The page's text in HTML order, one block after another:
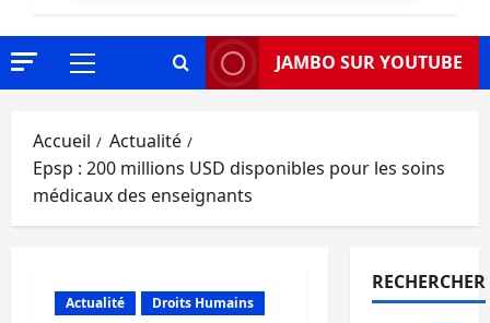
Menu
JAMBO SUR YOUTUBE
Accueil
Actualité
Epsp : 200 millions USD disponibles pour les soins
médicaux des enseignants
Actualité Droits Humains
RECHERCHER